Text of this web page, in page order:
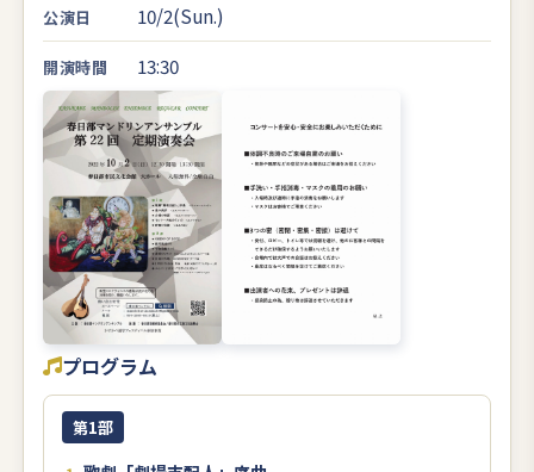
公演日 10/2(Sun.)
開演時間 13:30
プログラム
第1部